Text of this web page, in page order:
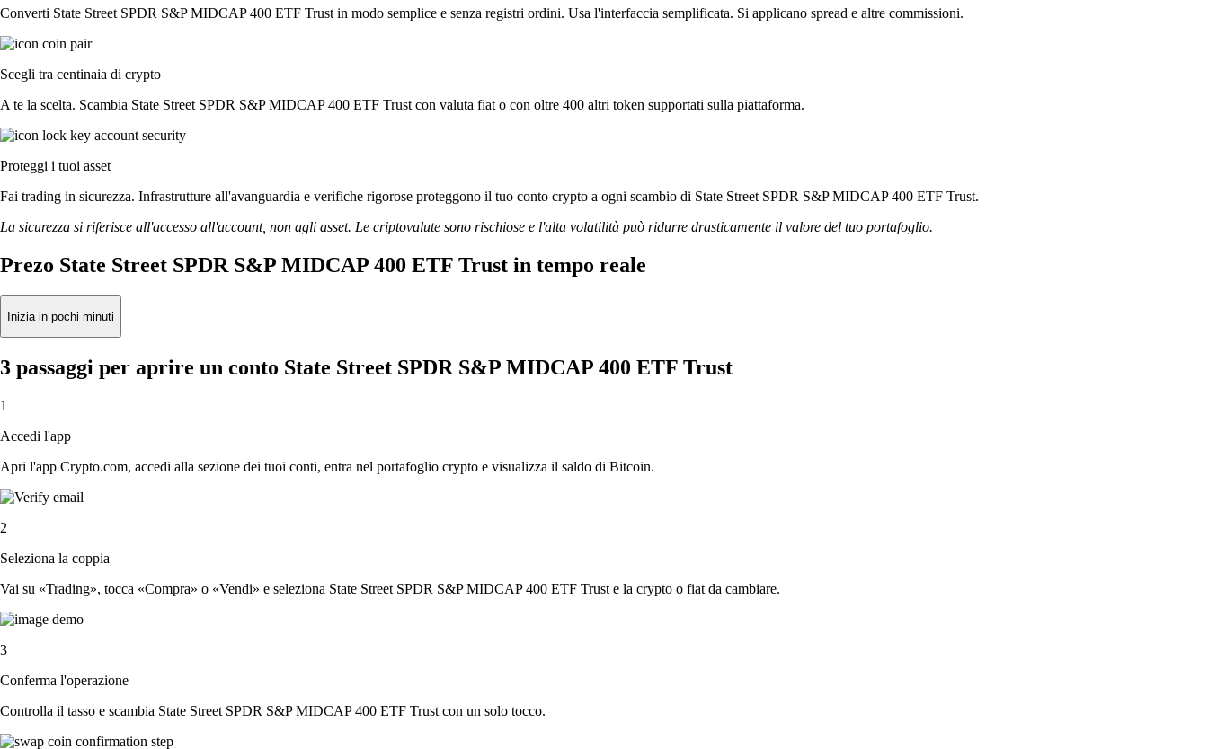
Converti State Street SPDR S&P MIDCAP 400 ETF Trust in modo semplice e senza registri ordini. Usa l'interfaccia semplificata. Si applicano spread e altre commissioni.
Scegli tra centinaia di crypto
A te la scelta. Scambia State Street SPDR S&P MIDCAP 400 ETF Trust con valuta fiat o con oltre 400 altri token supportati sulla piattaforma.
Proteggi i tuoi asset
Fai trading in sicurezza. Infrastrutture all'avanguardia e verifiche rigorose proteggono il tuo conto crypto a ogni scambio di State Street SPDR S&P MIDCAP 400 ETF Trust.
La sicurezza si riferisce all'accesso all'account, non agli asset. Le criptovalute sono rischiose e l'alta volatilità può ridurre drasticamente il valore del tuo portafoglio.
Prezo State Street SPDR S&P MIDCAP 400 ETF Trust in tempo reale
Inizia in pochi minuti
3 passaggi per aprire un conto State Street SPDR S&P MIDCAP 400 ETF Trust
1
Accedi l'app
Apri l'app Crypto.com, accedi alla sezione dei tuoi conti, entra nel portafoglio crypto e visualizza il saldo di Bitcoin.
2
Seleziona la coppia
Vai su «Trading», tocca «Compra» o «Vendi» e seleziona State Street SPDR S&P MIDCAP 400 ETF Trust e la crypto o fiat da cambiare.
3
Conferma l'operazione
Controlla il tasso e scambia State Street SPDR S&P MIDCAP 400 ETF Trust con un solo tocco.